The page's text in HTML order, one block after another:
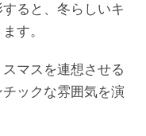
ると、冬らしいキ
す。
マスを連想させる
ックな雰囲気を演